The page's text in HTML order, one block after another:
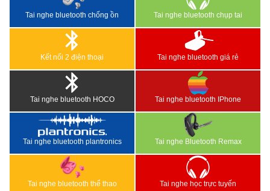
Tai nghe bluetooth chống ồn Tai nghe bluetooth chụp tai
Kết nối 2 điện thoại Tai nghe bluetooth giá rẻ
Tai nghe bluetooth HOCO Tai nghe bluetooth IPhone
Tai nghe bluetooth plantronics Tai nghe Bluetooth Remax
Tai nghe bluetooth thể thao Tai nghe học trực tuyến